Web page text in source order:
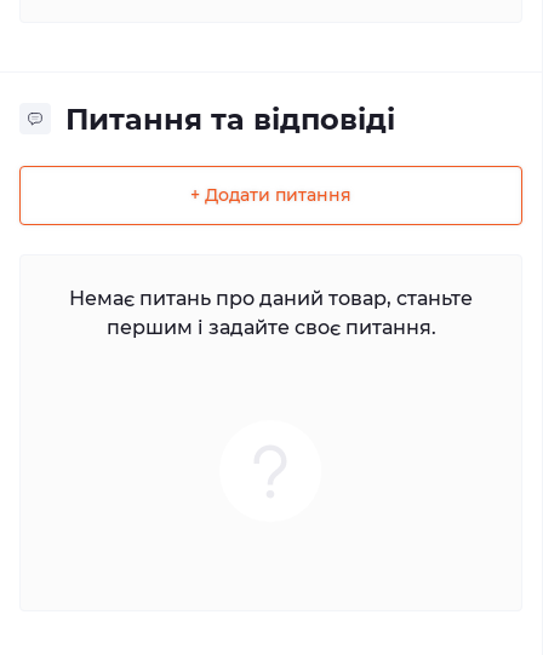
Питання та відповіді
+ Додати питання
Немає питань про даний товар, станьте
першим і задайте своє питання.